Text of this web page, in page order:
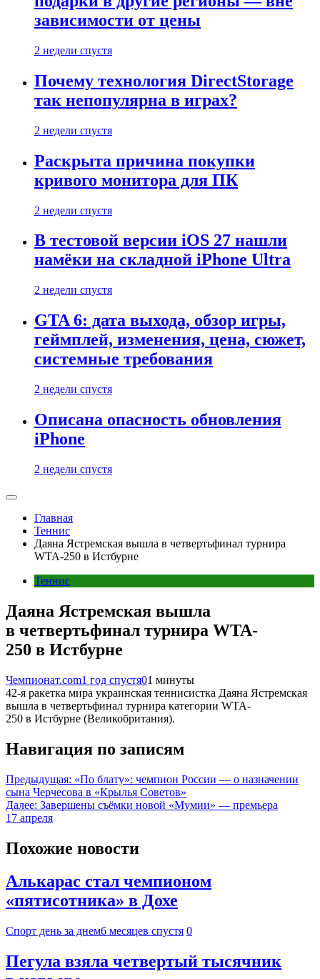
зависимости от цены
2 недели спустя
Почему технология DirectStorage
так непопулярна в играх?
2 недели спустя
Раскрыта причина покупки
кривого монитора для ПК
2 недели спустя
В тестовой версии iOS 27 нашли
намёки на складной iPhone Ultra
2 недели спустя
GTA 6: дата выхода, обзор игры,
геймплей, изменения, цена, сюжет,
системные требования
2 недели спустя
Описана опасность обновления
iPhone
2 недели спустя
Главная
Теннис
Даяна Ястремская вышла в четвертьфинал турнира
WTA-250 в Истбурне
Теннис
Даяна Ястремская вышла
в четвертьфинал турнира WTA-
250 в Истбурне
Чемпионат.com1 год спустя01 минуты
42-я ракетка мира украинская теннисистка Даяна Ястремская
вышла в четвертьфинал турнира категории WTA-
250 в Истбурне (Великобритания).
Навигация по записям
Предыдущая: «По блату»: чемпион России — о назначении
сына Черчесова в «Крылья Советов»
Далее: Завершены съёмки новой «Мумии» — премьера
17 апреля
Похожие новости
Алькарас стал чемпионом
«пятисотника» в Дохе
Спорт день за днем6 месяцев спустя 0
Пегула взяла четвертый тысячник